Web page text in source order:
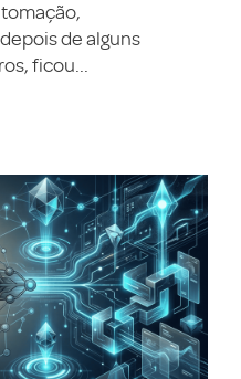
de alguns
ficou...